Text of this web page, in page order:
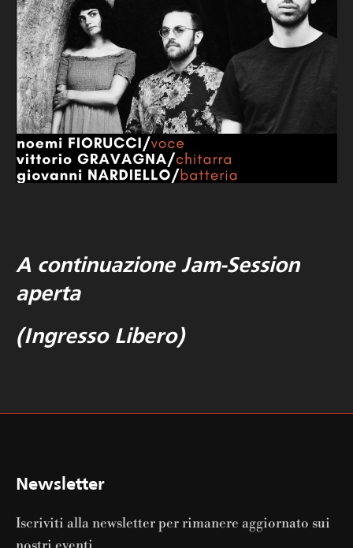
A continuazione Jam-Session
aperta
(Ingresso Libero)
Newsletter
Iscriviti alla newsletter per rimanere aggiornato sui